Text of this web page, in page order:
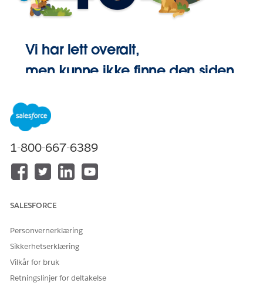
Vi har lett overalt,
men kunne ikke finne den siden.
1-800-667-6389
SALESFORCE
Personvernerklæring
Sikkerhetserklæring
Vilkår for bruk
Retningslinjer for deltakelse